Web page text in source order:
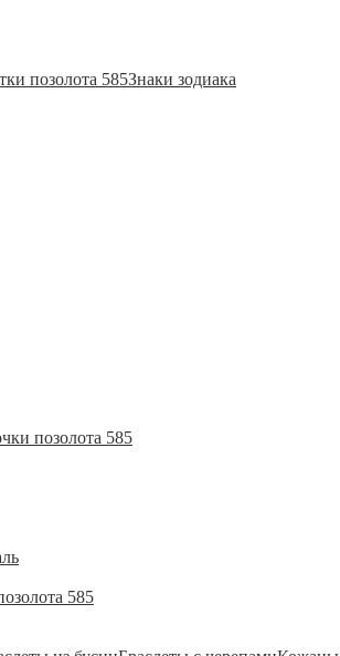
позолота 585Знаки зодиака
позолота 585
585